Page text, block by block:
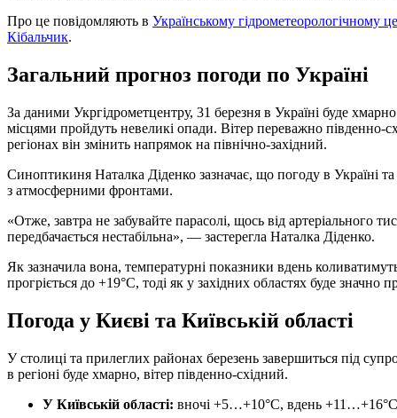
Про це повідомляють в Українському гідрометеорологічному
Кібальчик.
Загальний прогноз погоди по Україні
За даними Укргідрометцентру, 31 березня в Україні буде
місцями пройдуть невеликі опади. Вітер переважно південно-
регіонах він змінить напрямок на північно-західний.
Синоптикиня Наталка Діденко зазначає, що погоду в Україні
з атмосферними фронтами.
«Отже, завтра не забувайте парасолі, щось від
передбачається нестабільна», — застерегла Наталка Діденко.
Як зазначила вона, температурні показники вдень
прогріється до +19°C, тоді як у західних областях буде
Погода у Києві та Київській області
У столиці та прилеглих районах березень завершиться під
в регіоні буде хмарно, вітер південно-східний.
У Київській області: вночі +5…+10°C, вдень